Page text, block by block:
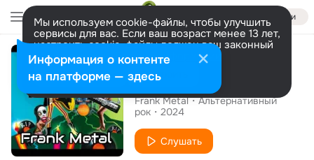
Войти
Мы используем cookie-файлы, чтобы улучшить
сервисы для вас. Если ваш возраст менее 13 лет,
настроить cookie-файлы должен ваш законный
представитель. Больше информации
Разрешить все Настроить
Сингл
Aniversário
Frank Metal
Альтернативный
рок
2024
Слушать
Информация о контенте
на платформе — здесь